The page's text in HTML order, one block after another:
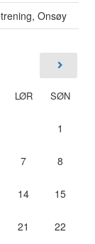
Onsøy
LØR SØN
1
7 8
14 15
21 22